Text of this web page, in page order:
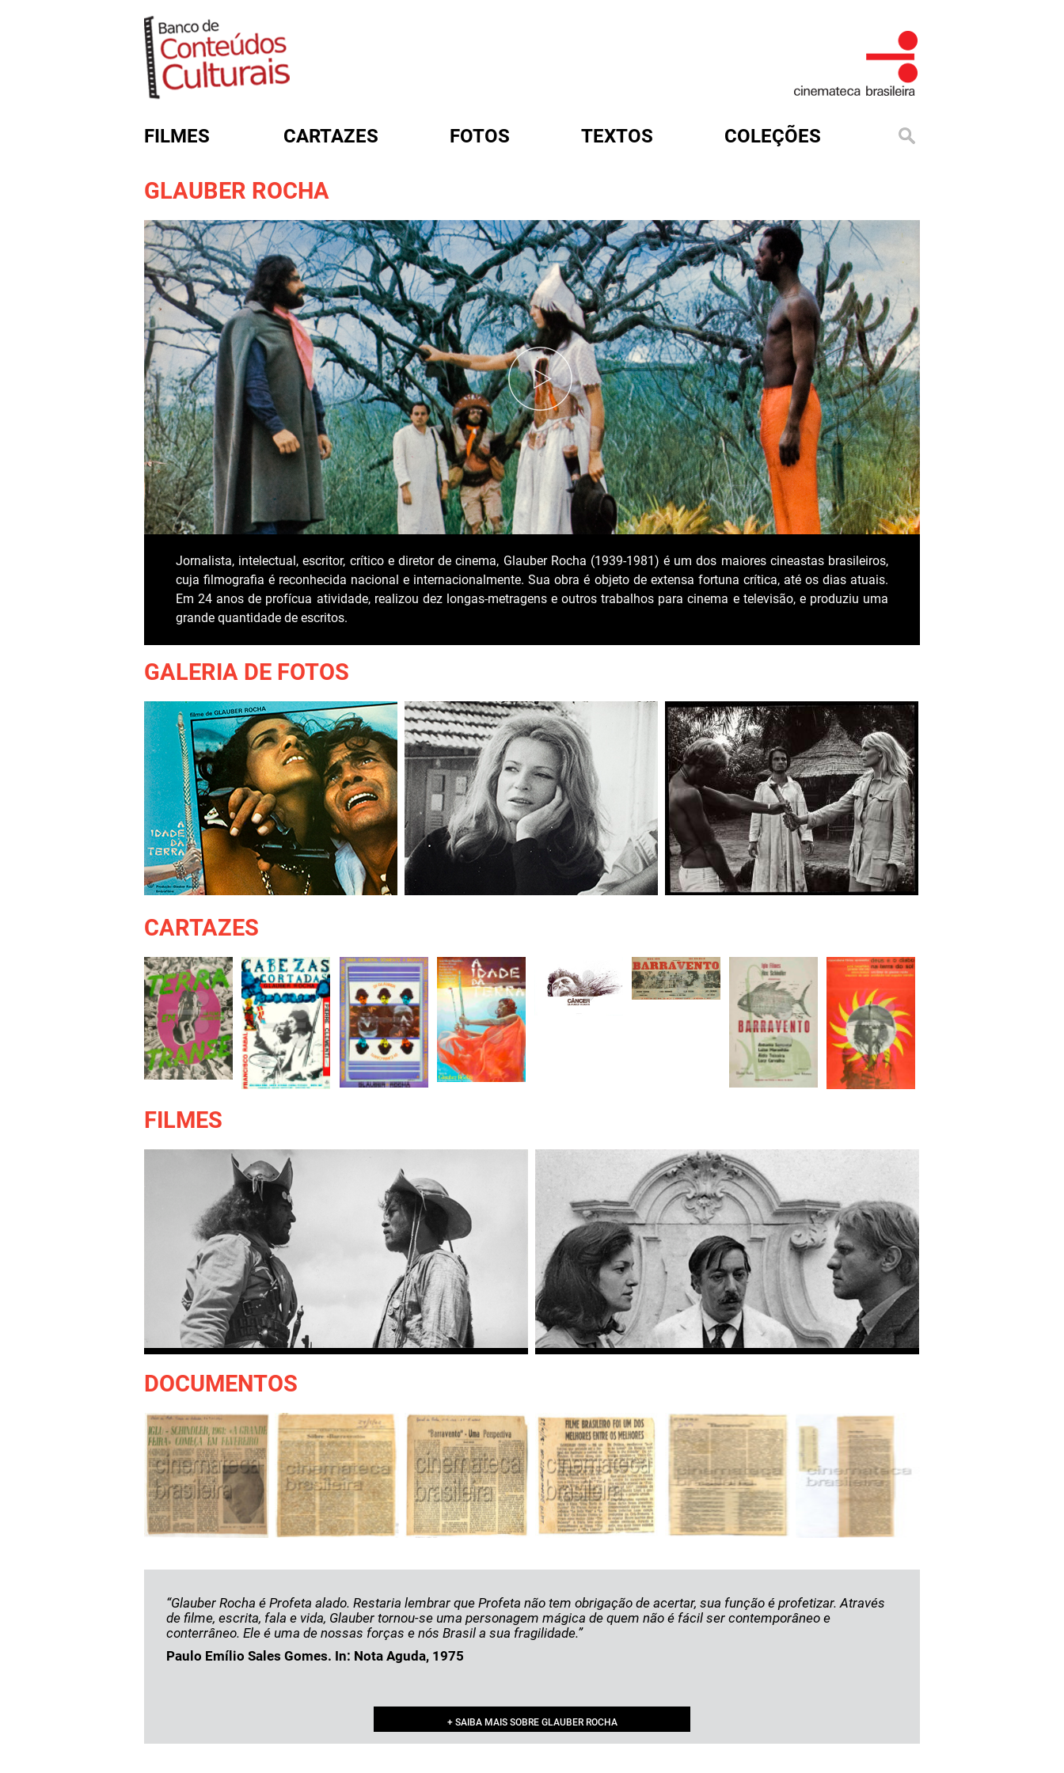
FILMES CARTAZES FOTOS TEXTOS COLEÇÕES
GLAUBER ROCHA
Jornalista, intelectual, escritor, crítico e diretor de cinema, Glauber Rocha (1939-1981) é um dos maiores cineastas brasileiros,
cuja filmografia é reconhecida nacional e internacionalmente. Sua obra é objeto de extensa fortuna crítica, até os dias atuais.
Em 24 anos de profícua atividade, realizou dez longas-metragens e outros trabalhos para cinema e televisão, e produziu uma
grande quantidade de escritos.
GALERIA DE FOTOS
CARTAZES
FILMES
DOCUMENTOS
“Glauber Rocha é Profeta alado. Restaria lembrar que Profeta não tem obrigação de acertar, sua função é profetizar. Através
de filme, escrita, fala e vida, Glauber tornou-se uma personagem mágica de quem não é fácil ser contemporâneo e
conterrâneo. Ele é uma de nossas forças e nós Brasil a sua fragilidade.”
Paulo Emílio Sales Gomes. In: Nota Aguda, 1975
+ SAIBA MAIS SOBRE GLAUBER ROCHA